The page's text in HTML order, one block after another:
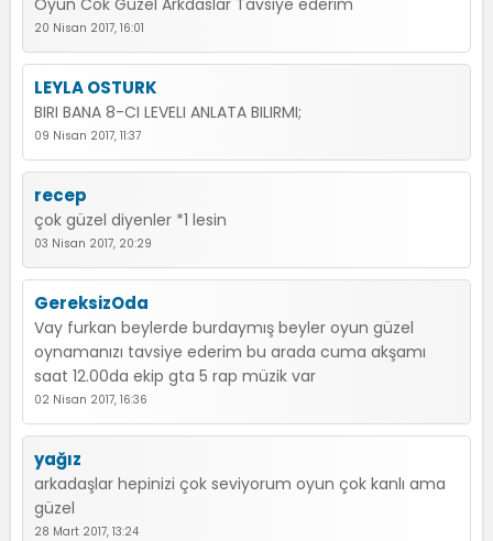
Oyun Cok Güzel Arkdaslar Tavsiye ederım
20 Nisan 2017, 16:01
LEYLA OSTURK
BIRI BANA 8-CI LEVELI ANLATA BILIRMI;
09 Nisan 2017, 11:37
recep
çok güzel diyenler *1 lesin
03 Nisan 2017, 20:29
GereksizOda
Vay furkan beylerde burdaymış beyler oyun güzel
oynamanızı tavsiye ederim bu arada cuma akşamı
saat 12.00da ekip gta 5 rap müzik var
02 Nisan 2017, 16:36
yağız
arkadaşlar hepinizi çok seviyorum oyun çok kanlı ama
güzel
28 Mart 2017, 13:24